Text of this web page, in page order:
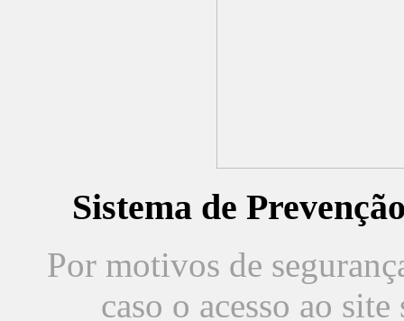
Sistema de
Por motivos de
caso o acesso ao